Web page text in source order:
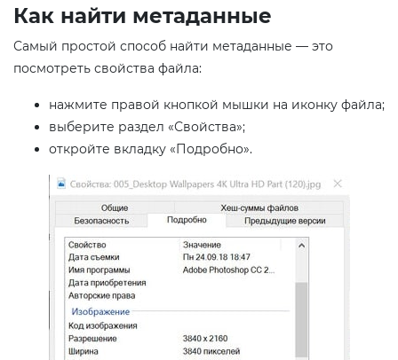
Как найти метаданные
Самый простой способ найти метаданные — это
посмотреть свойства файла:
нажмите правой кнопкой мышки на иконку файла;
выберите раздел «Свойства»;
откройте вкладку «Подробно».